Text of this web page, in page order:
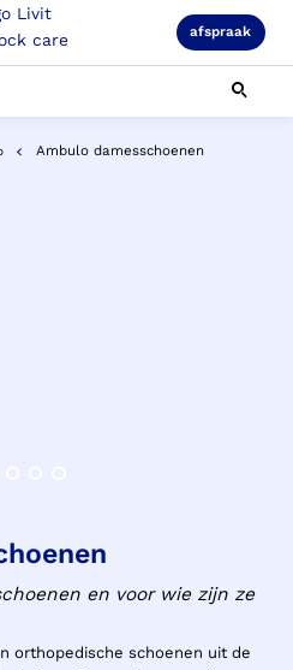
afspraak
Ambulo damesschoenen
en voor wie zijn ze
orthopedische schoenen uit de